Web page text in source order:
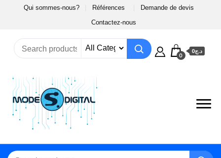
Qui sommes-nous? Références Demande de devis
Contactez-nous
0
د.ج0